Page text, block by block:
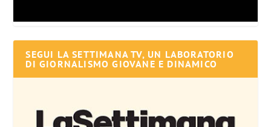
SEGUI LA SETTIMANA TV, UN LABORATORIO
DI GIORNALISMO GIOVANE E DINAMICO